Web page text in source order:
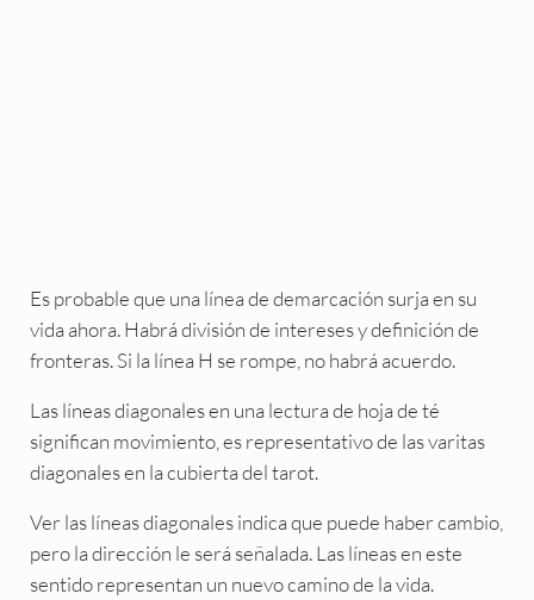
Es probable que una línea de demarcación surja en su
vida ahora. Habrá división de intereses y definición de
fronteras. Si la línea H se rompe, no habrá acuerdo.
Las líneas diagonales en una lectura de hoja de té
significan movimiento, es representativo de las varitas
diagonales en la cubierta del tarot.
Ver las líneas diagonales indica que puede haber cambio,
pero la dirección le será señalada. Las líneas en este
sentido representan un nuevo camino de la vida.